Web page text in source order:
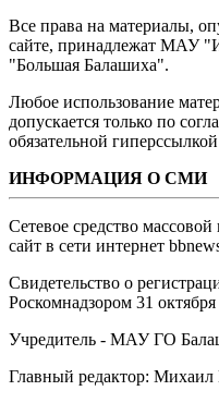
Все права на материалы,
сайте, принадлежат МАУ
"Большая Балашиха".
Любое использование
допускается только по
обязательной
ИНФОРМАЦИЯ О СМИ
Сетевое средство
сайт в сети интернет
Свидетельство о
Роскомнадзором 31 октября
Учредитель - МАУ ГО
Главный редактор: